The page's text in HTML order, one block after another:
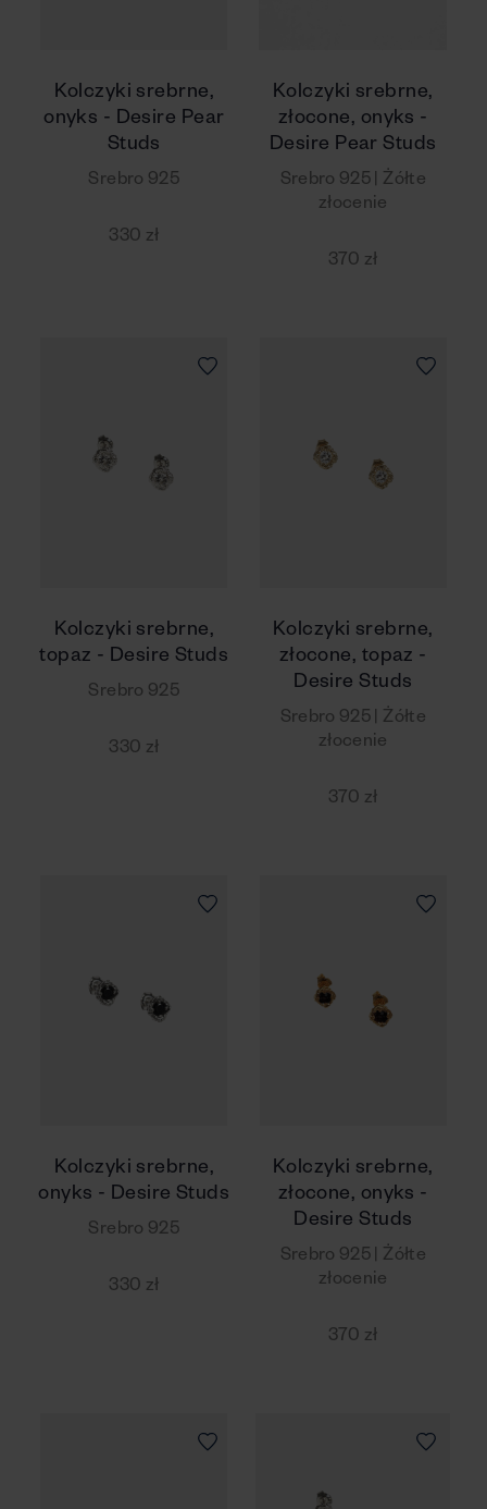
Kolczyki srebrne,
onyks - Desire Pear
Studs
Srebro 925
330 zł
Kolczyki srebrne,
złocone, onyks -
Desire Pear Studs
Srebro 925 | Żółte
złocenie
370 zł
Kolczyki srebrne,
topaz - Desire Studs
Srebro 925
330 zł
Kolczyki srebrne,
złocone, topaz -
Desire Studs
Srebro 925 | Żółte
złocenie
370 zł
Kolczyki srebrne,
onyks - Desire Studs
Srebro 925
330 zł
Kolczyki srebrne,
złocone, onyks -
Desire Studs
Srebro 925 | Żółte
złocenie
370 zł